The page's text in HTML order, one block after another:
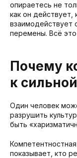
опираетесь не
как он действует,
взаимодействует
перемены. Всё
Почему
к
Один человек
разрушить
быть
показывает, кто